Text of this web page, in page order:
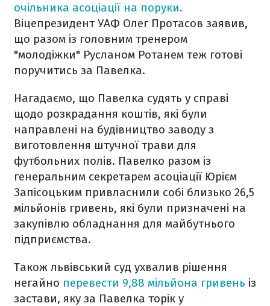
очільника асоціації на поруки.
Віцепрезидент УАФ Олег Протасов заявив,
що разом із головним тренером
"молодіжки" Русланом Ротанем теж готові
поручитись за Павелка.
Нагадаємо, що Павелка судять у справі
щодо розкрадання коштів, які були
направлені на будівництво заводу з
виготовлення штучної трави для
футбольних полів. Павелко разом із
генеральним секретарем асоціації Юрієм
Запісоцьким привласнили собі близько 26,5
мільйонів гривень, які були призначені на
закупівлю обладнання для майбутнього
підприємства.
Також львівський суд ухвалив рішення
негайно перевести 9,88 мільйона гривень із
застави, яку за Павелка торік у